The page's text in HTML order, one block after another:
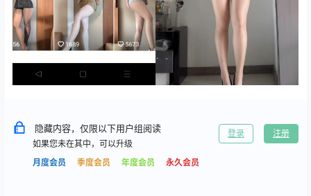
隐藏内容，仅限以下用户组阅读
如果您未在其中，可以升级
月度会员
季度会员 年度会员 永久会员
登录 注册